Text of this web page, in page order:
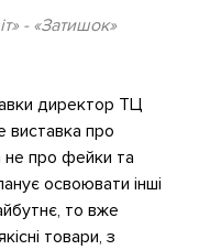
- «Затишок»
директор ТЦ
про
не про фейки та
освоювати інші
то вже
товари, з